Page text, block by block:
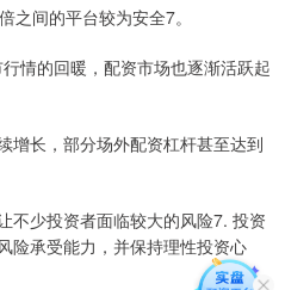
之间的平台较为安全7。
情的回暖，配资市场也逐渐活跃起
增长，部分场外配资杠杆甚至达到
不少投资者面临较大的风险7. 投资
险承受能力，并保持理性投资心